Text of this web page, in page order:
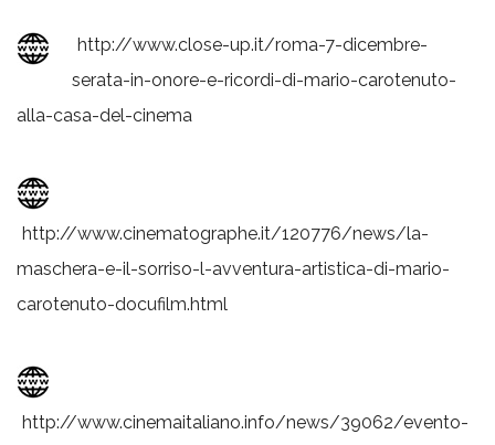
http://www.close-up.it/roma-7-dicembre-
serata-in-onore-e-ricordi-di-mario-carotenuto-
alla-casa-del-cinema
http://www.cinematographe.it/120776/news/la-
maschera-e-il-sorriso-l-avventura-artistica-di-mario-
carotenuto-docufilm.html
http://www.cinemaitaliano.info/news/39062/evento-